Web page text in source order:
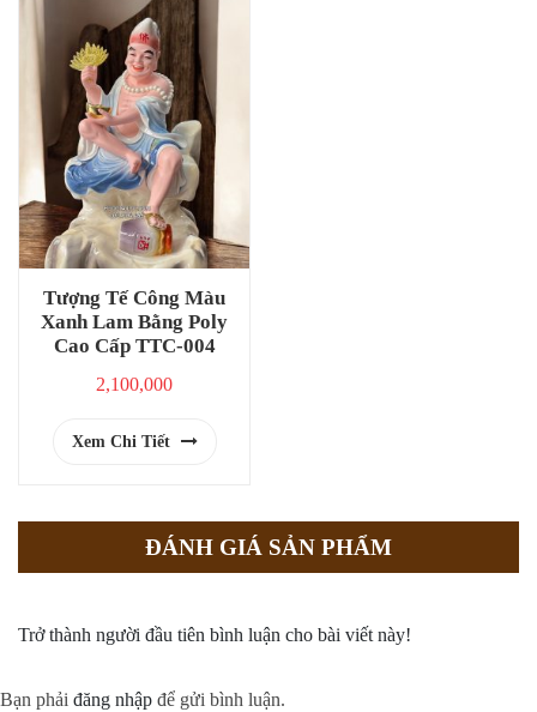
Tượng Tế Công Màu
Xanh Lam Bằng Poly
Cao Cấp TTC-004
2,100,000
Xem Chi Tiết
ĐÁNH GIÁ SẢN PHẨM
Trở thành người đầu tiên bình luận cho bài viết này!
Bạn phải đăng nhập để gửi bình luận.